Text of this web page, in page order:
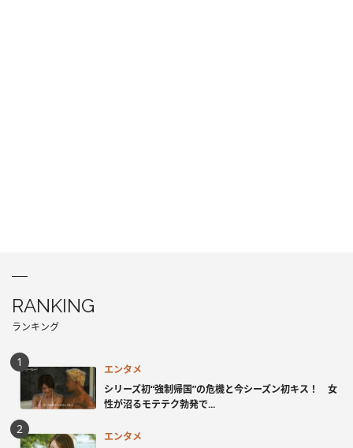
RANKING
ランキング
エンタメ
シリーズ初“強制帰国”の危機と今シーズン初キス！ 女
性が沼るモテテク勃発で...
エンタメ